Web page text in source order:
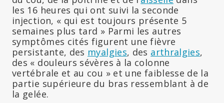
les 16 heures qui ont suivi la seconde
injection, « qui est toujours présente 5
semaines plus tard » Parmi les autres
symptômes cités figurent une fièvre
persistante, des myalgies, des arthralgies,
des « douleurs sévères à la colonne
vertébrale et au cou » et une faiblesse de la
partie supérieure du bras ressemblant à de
la gelée.